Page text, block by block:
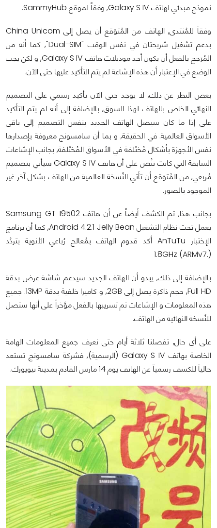
نموذج مبدئي لهاتف Galaxy S IV, وفقاً لموقع SammyHub.
وفقاً للمُنتدى, الهاتف من المُتوَقع أن يصل إلى China Unicom
بدعم تشغيل شريحتان في نفس الوقت "Dual-SIM", كما أنه من
المُرَجح بالفعل أن يكون أحد موديلات هاتف Galaxy S IV, و لكن يجب
الوضع في الإعتبار أن هذه الإشاعة لم يتم التأكيد عليها حتى الآن.
بغض النظر عن ذلك, لا يوجد حتى الآن تأكيد رسمي على التصميم
النهائي الخاص بالهاتف لهذا السوق, بالإضافة إلى أنه لم يتم التأكيد
على إذا ما كان سيصل الهاتف الجديد بنفس التصميم إلى باقي
الأسواق العالمية. في الحقيقة, و بما أن سامسونج معروفة بإصدارها
نفس الأجهزة بأشكال مُختَلفة في الأسواق المُختَلفة, بجانب الإشاعات
السابقة التي كانت تنُص على أن هاتف Galaxy S IV سيأتي بتصميم
مُربعي, من المُتوَقع أن تأتي النُسخة العالمية من الهاتف بشكل آخر غير
الموجود بالصور.
بجانب هذا, تم الكشف أيضاً عن أن هاتف Samsung GT-I9502
يعمل تحت نظام التشغيل Android 4.2.1 Jelly Bean, كما أن برنامج
الإختبار AnTuTu أكد قدوم الهاتف بمُعالج رُباعي الأنوية بتردُد
(.1.8GHz (ARMv7
بالإضافة إلى ذلك, يبدو أن الهاتف الجديد سيدعم شاشة عرض بدقة
Full HD, حجم ذاكرة يصل إلى 2GB, و كاميرا خلفية بدقة 13MP. جميع
هذه المعلومات و الإشاعات تم تسريبها بالفعل مؤخراً على أنها ستصل
للنُسخة النهائية من الهاتف.
على أي حال, تفصلنا ثلاثة أيام حتى نعرف جميع المعلومات الهامة
الخاصة بهاتف Galaxy S IV (الرسمية), فشركة سامسونج تستعد
حالياً للكشف رسمياً عن الهاتف يوم 14 مارس القادم بمدينة نيويورك.